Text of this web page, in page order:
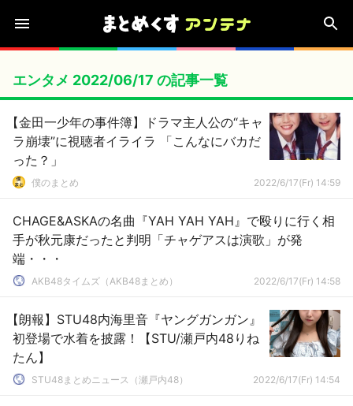
エンタメ 2022/06/17 の記事一覧
【金田一少年の事件簿】ドラマ主人公の“キャ
ラ崩壊”に視聴者イライラ 「こんなにバカだ
った？」
僕のまとめ 2022/6/17(Fr) 14:59
CHAGE&ASKAの名曲『YAH YAH YAH』で殴りに行く相
手が秋元康だったと判明「チャゲアスは演歌」が発
端・・・
AKB48タイムズ（AKB48まとめ） 2022/6/17(Fr) 14:58
【朗報】STU48内海里音『ヤングガンガン』
初登場で水着を披露！【STU/瀬戸内48りね
たん】
STU48まとめニュース（瀬戸内48） 2022/6/17(Fr) 14:54